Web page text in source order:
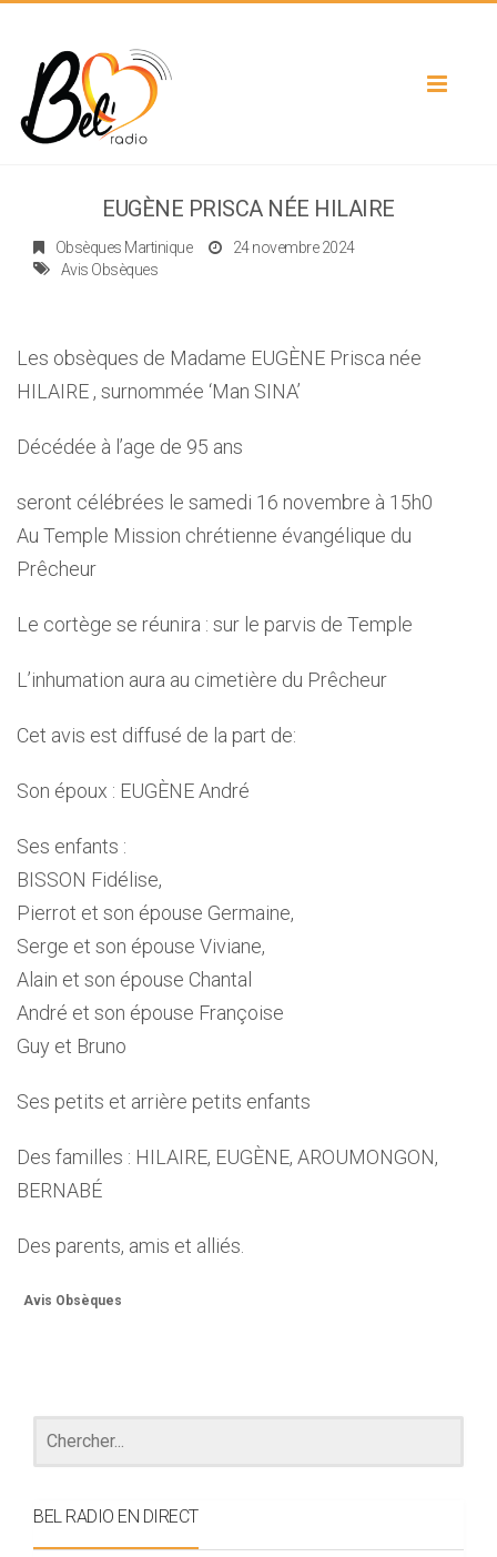
Toggle
EUGÈNE PRISCA NÉE HILAIRE
Obsèques Martinique
24 novembre 2024
Avis Obsèques
Les obsèques de Madame EUGÈNE Prisca née
HILAIRE , surnommée ‘Man SINA’
Décédée à l’age de 95 ans
seront célébrées le samedi 16 novembre à 15h0
Au Temple Mission chrétienne évangélique du
Prêcheur
Le cortège se réunira : sur le parvis de Temple
L’inhumation aura au cimetière du Prêcheur
Cet avis est diffusé de la part de:
Son époux : EUGÈNE André
Ses enfants :
BISSON Fidélise,
Pierrot et son épouse Germaine,
Serge et son épouse Viviane,
Alain et son épouse Chantal
André et son épouse Françoise
Guy et Bruno
Ses petits et arrière petits enfants
Des familles : HILAIRE, EUGÈNE, AROUMONGON,
BERNABÉ
Des parents, amis et alliés.
Avis Obsèques
BEL RADIO EN DIRECT